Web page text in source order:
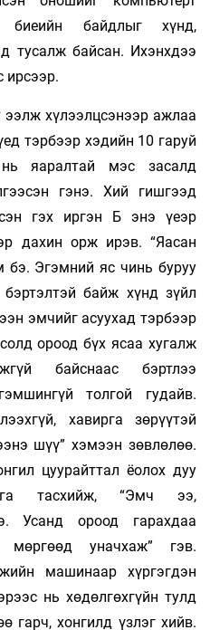
биеийн байдлыг хүнд,
тусалж байсан. Ихэнхдээ
ирсээр.
ээлж хүлээлцсэнээр ажлаа
тэрбээр хэдийн 10 гаруй
яаралтай мэс засалд
гэнэ. Хий гишгээд
гэх иргэн Б энэ үеэр
дахин орж ирэв. “Яасан
бэ. Эгэмний яс чинь буруу
байж хүнд зүйл
эмчийг асуухад тэрбээр
ороод бүх ясаа хугалж
байснаас бэртлээ
толгой гудайв.
хавирга зөрүүтэй
шүү” хэмээн зөвлөлөө.
цуурайттал ёолох дуу
тасхийж, “Эмч ээ,
Усанд ороод гарахдаа
уначхаж” гэв.
машинаар хүргэгдэн
нь хөдөлгөхгүйн тулд
гарч, хонгилд үзлэг хийв.